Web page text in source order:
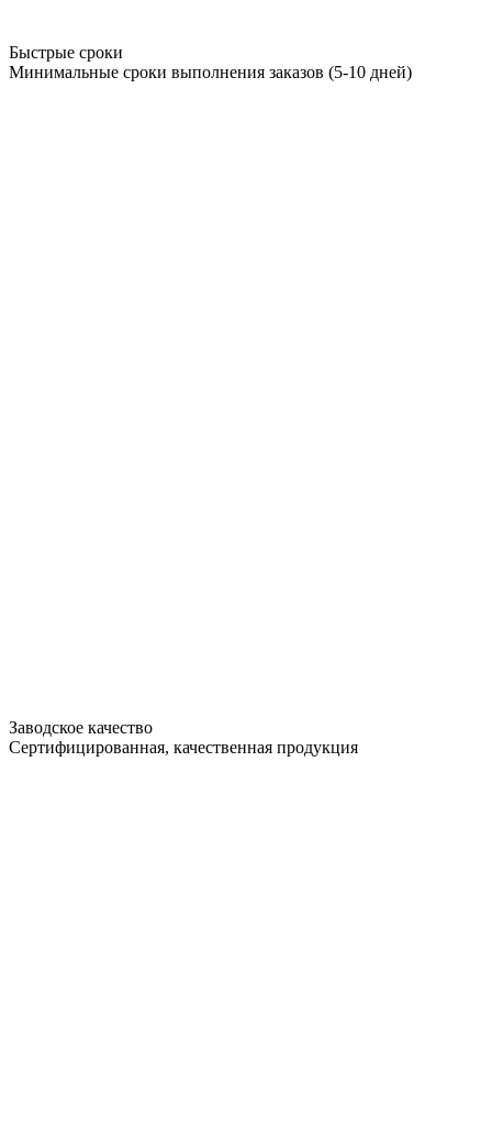
Быстрые сроки
Минимальные сроки выполнения заказов (5-10 дней)
Заводское качество
Сертифицированная, качественная продукция